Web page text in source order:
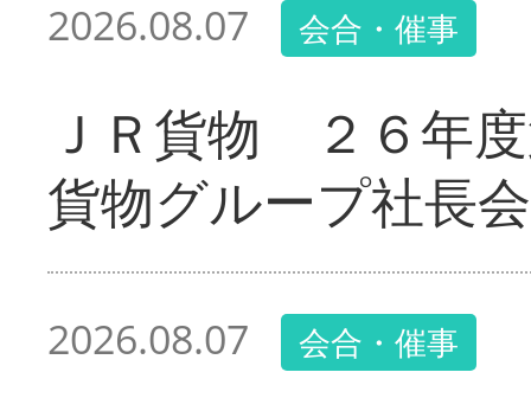
2026.08.07 会合・催事
ＪＲ貨物 ２６年
貨物グループ社長
2026.08.07 会合・催事